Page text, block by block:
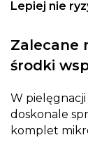
Lepiej nie
Zalecane
środki
W
doskonale
komplet